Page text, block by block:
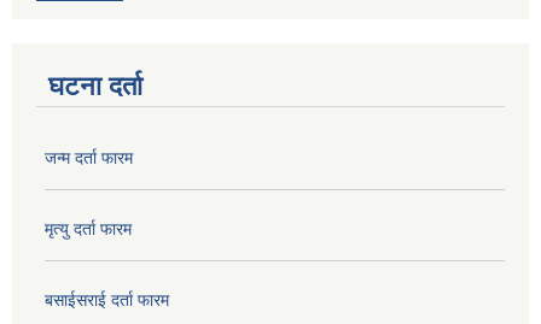
घटना दर्ता
जन्म दर्ता फारम
मृत्यु दर्ता फारम
बसाईसराई दर्ता फारम